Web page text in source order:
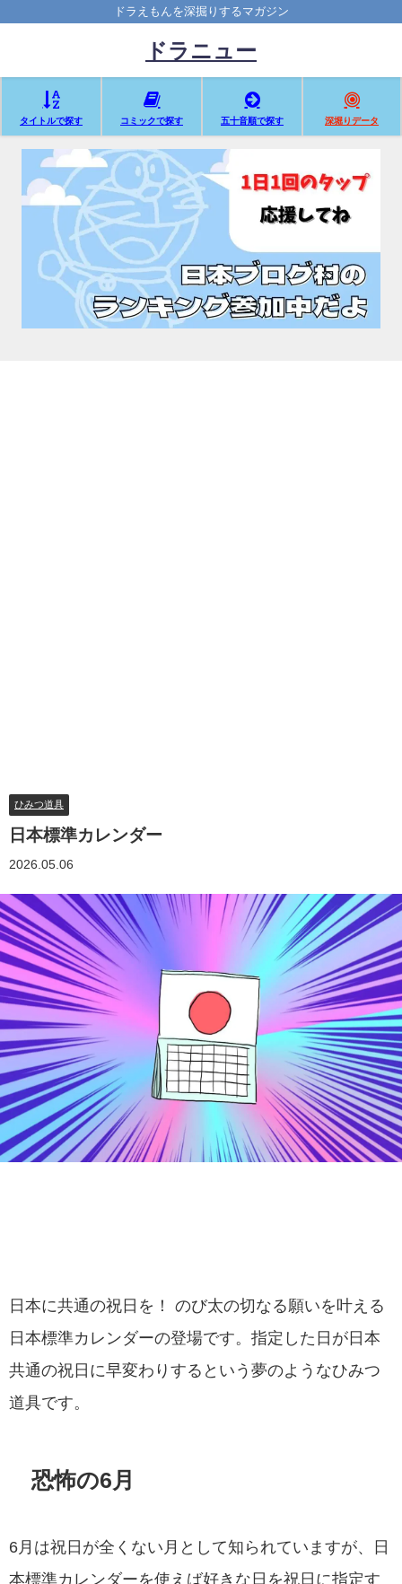
ドラえもんを深掘りするマガジン
ドラニュー
タイトルで探す コミックで探す 五十音順で探す 深堀りデータ
ひみつ道具
日本標準カレンダー
2026.05.06
日本に共通の祝日を！ のび太の切なる願いを叶える
日本標準カレンダーの登場です。指定した日が日本
共通の祝日に早変わりするという夢のようなひみつ
道具です。
恐怖の6月
6月は祝日が全くない月として知られていますが、日
本標準カレンダーを使えば好きな日を祝日に指定す